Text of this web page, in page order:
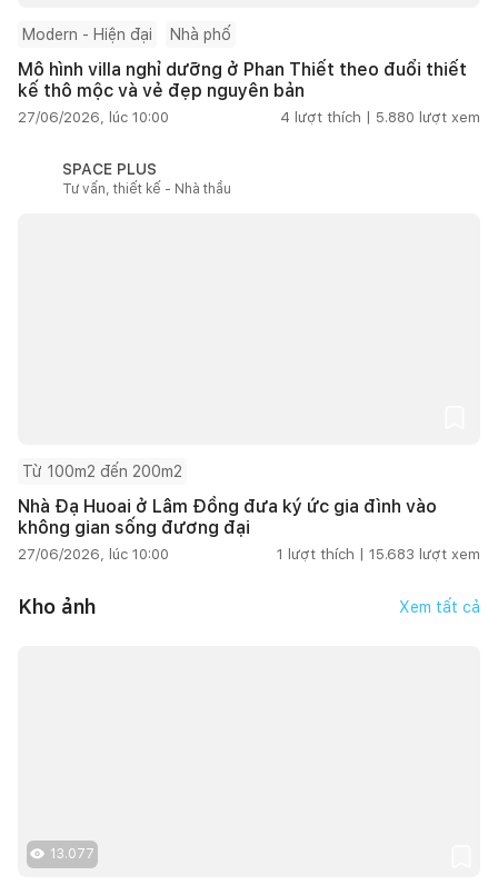
Modern - Hiện đại Nhà phố
Mô hình villa nghỉ dưỡng ở Phan Thiết theo đuổi thiết
kế thô mộc và vẻ đẹp nguyên bản
27/06/2026, lúc 10:00 4 lượt thích | 5.880 lượt xem
SPACE PLUS
Tư vấn, thiết kế - Nhà thầu
Từ 100m2 đến 200m2
Nhà Đạ Huoai ở Lâm Đồng đưa ký ức gia đình vào
không gian sống đương đại
27/06/2026, lúc 10:00 1 lượt thích | 15.683 lượt xem
Kho ảnh Xem tất cả
13.077